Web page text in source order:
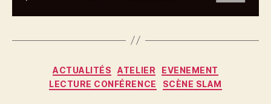
Catégories
ACTUALITÉS ATELIER
EVENEMENT
LECTURE CONFÉRENCE
SCÈNE SLAM